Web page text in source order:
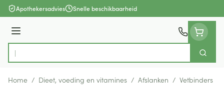
Ga naar de inhoud
Apothekersadvies Snelle beschikbaarheid
Menu
Product, merk, categorie...
Zoek
Home / Dieet, voeding en vitamines / Afslanken / Vetbinders